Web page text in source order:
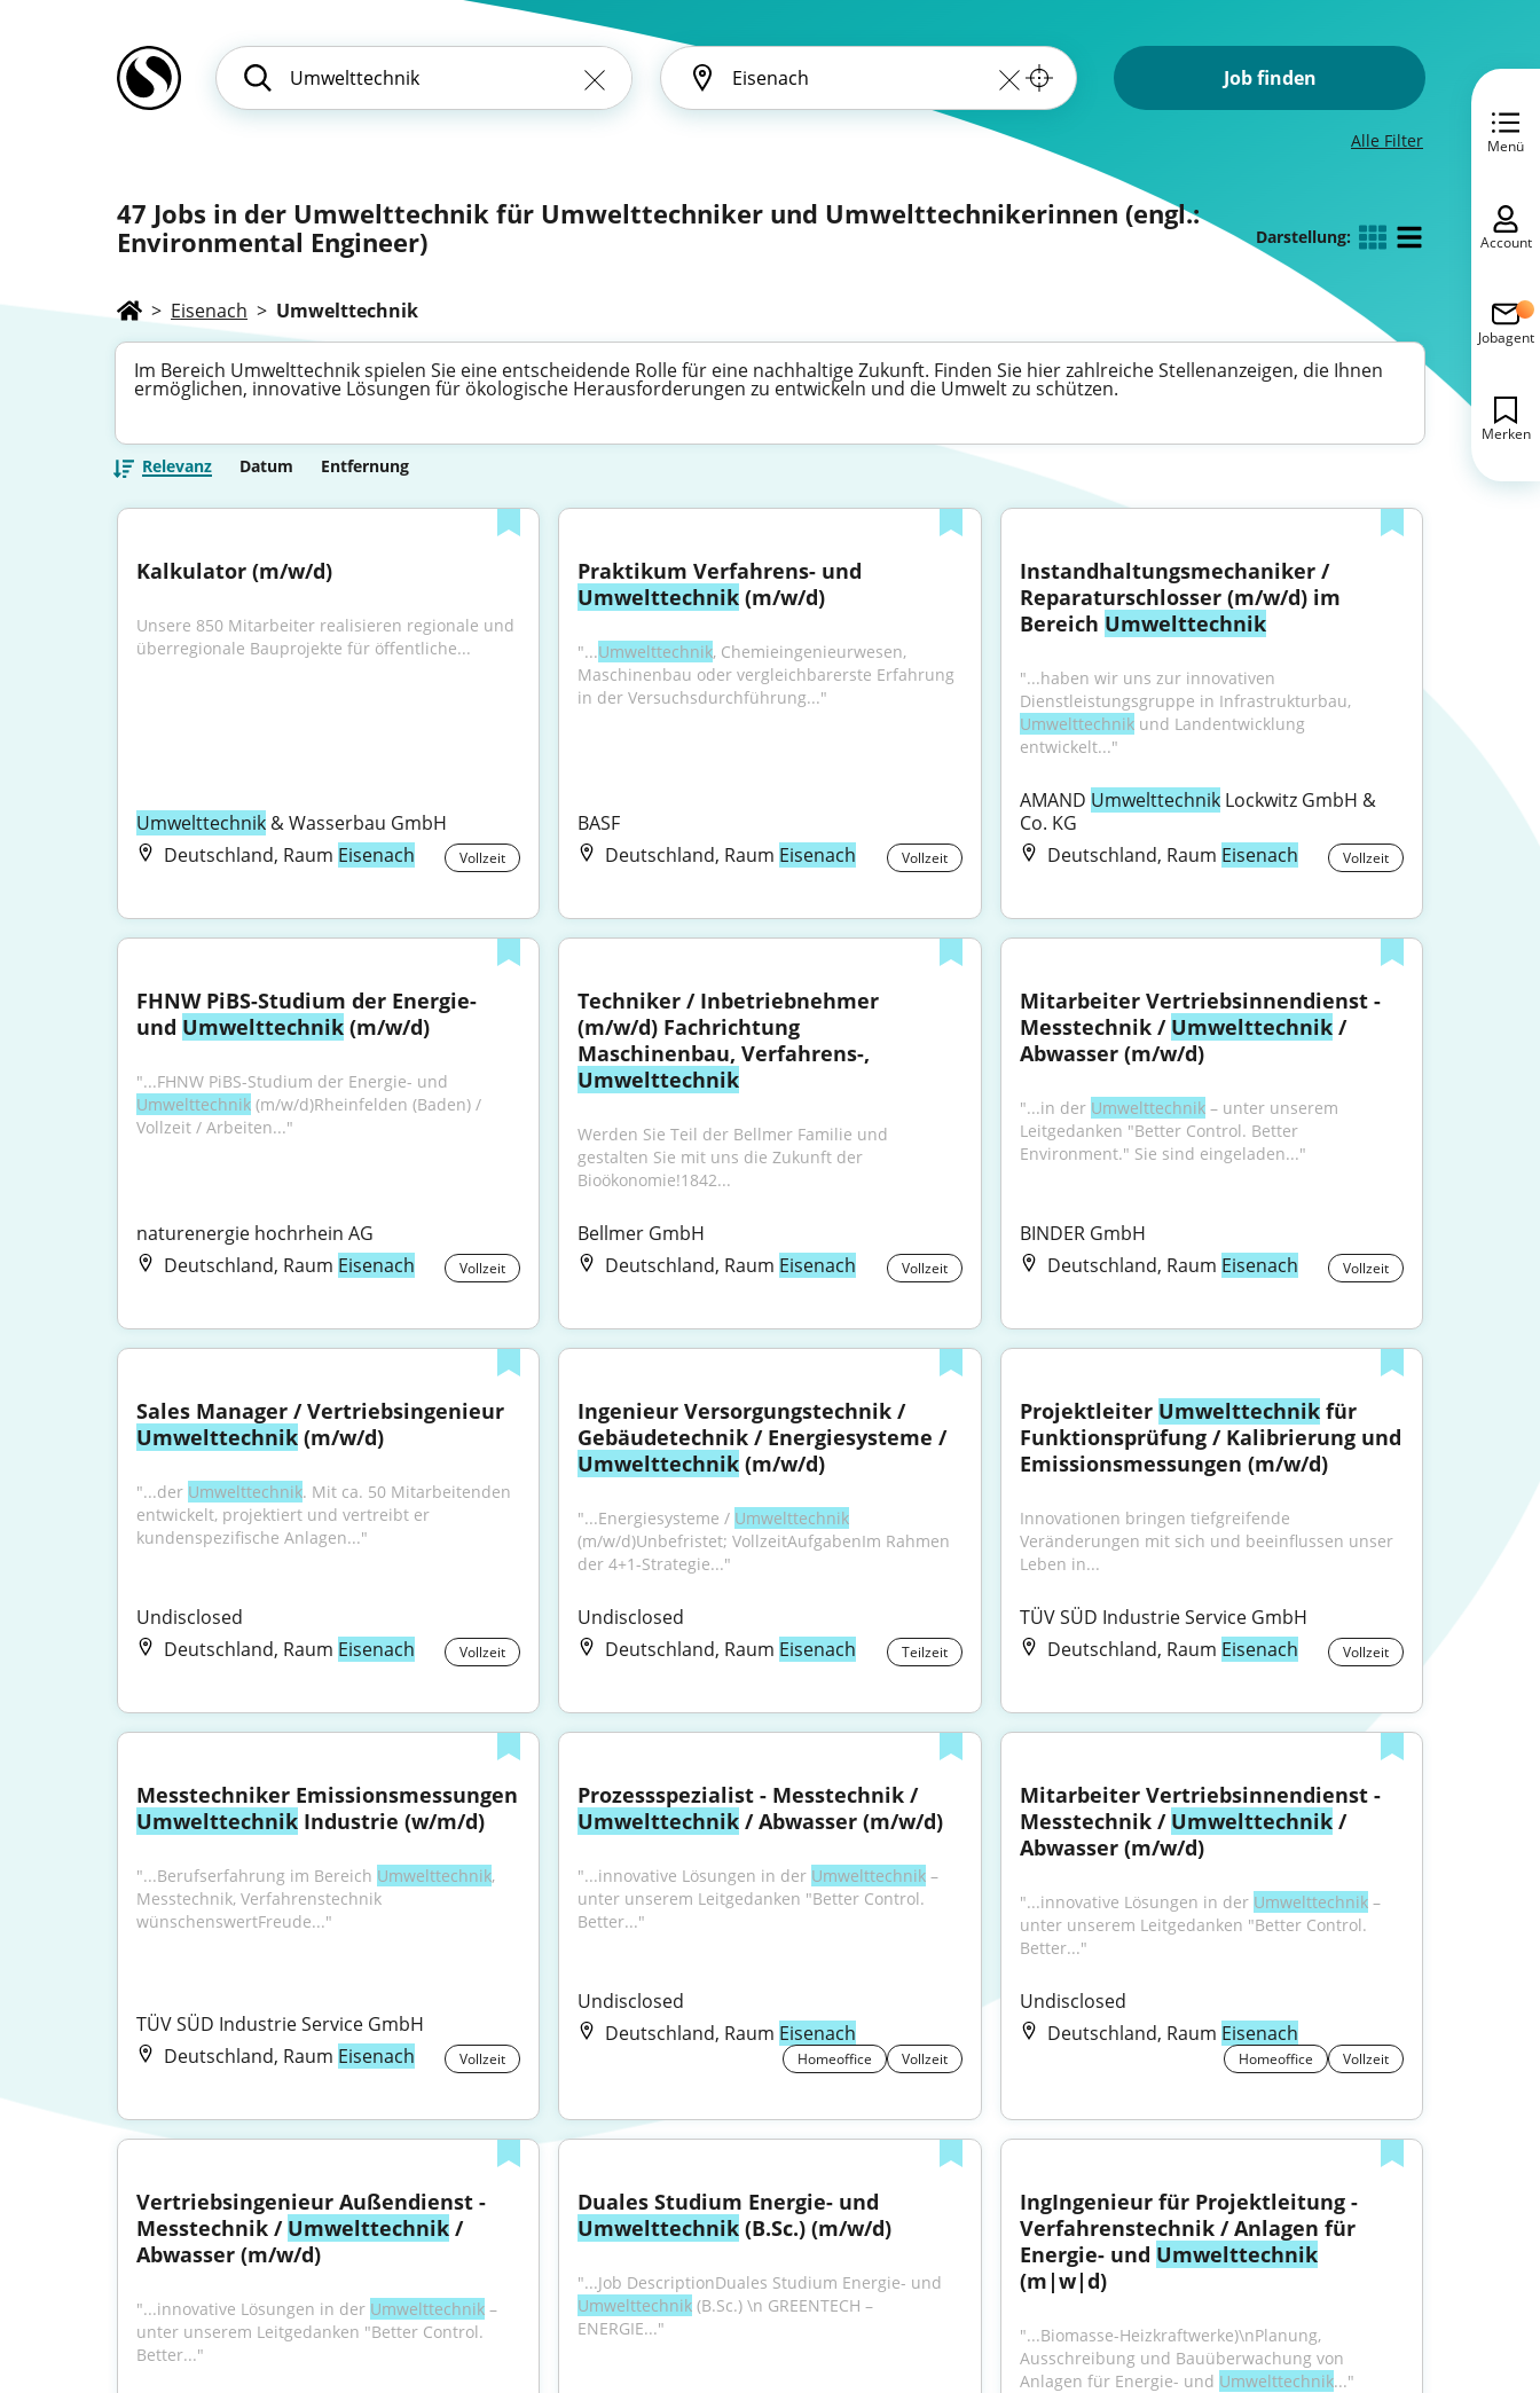
Job finden
Alle Filter
47 Jobs in der Umwelttechnik für Umwelttechniker und Umwelttechnikerinnen (engl.:
Environmental Engineer)
Darstellung:
> Eisenach > Umwelttechnik
Im Bereich Umwelttechnik spielen Sie eine entscheidende Rolle für eine nachhaltige Zukunft. Finden Sie hier zahlreiche Stellenanzeigen, die Ihnen
ermöglichen, innovative Lösungen für ökologische Herausforderungen zu entwickeln und die Umwelt zu schützen.
Relevanz Datum Entfernung
Kalkulator (m/w/d)
Unsere 850 Mitarbeiter realisieren regionale und
überregionale Bauprojekte für öffentliche...
Umwelttechnik & Wasserbau GmbH
Deutschland, Raum Eisenach Vollzeit
Umwelttechnik (m/w/d)
"...Umwelttechnik, Chemieingenieurwesen,
Maschinenbau oder vergleichbarerste Erfahrung
in der Versuchsdurchführung..."
BASF
Deutschland, Raum Eisenach Vollzeit
Instandhaltungsmechaniker /
Reparaturschlosser (m/w/d) im
Bereich Umwelttechnik
"...haben wir uns zur innovativen
Dienstleistungsgruppe in Infrastrukturbau,
Umwelttechnik und Landentwicklung
entwickelt..."
AMAND Umwelttechnik Lockwitz GmbH &
Co. KG
Deutschland, Raum Eisenach Vollzeit
FHNW PiBS-Studium der Energie-
und Umwelttechnik (m/w/d)
Umwelttechnik (m/w/d)Rheinfelden (Baden) /
Vollzeit / Arbeiten..."
naturenergie hochrhein AG
Deutschland, Raum Eisenach Vollzeit
Techniker / Inbetriebnehmer
(m/w/d) Fachrichtung
Umwelttechnik
Werden Sie Teil der Bellmer Familie und
gestalten Sie mit uns die Zukunft der
Bioökonomie!1842...
Bellmer GmbH
Deutschland, Raum Eisenach Vollzeit
Mitarbeiter Vertriebsinnendienst -
Messtechnik / Umwelttechnik /
Abwasser (m/w/d)
"...in der Umwelttechnik – unter unserem
Leitgedanken "Better Control. Better
Environment." Sie sind eingeladen..."
BINDER GmbH
Deutschland, Raum Eisenach Vollzeit
Umwelttechnik (m/w/d)
"...der Umwelttechnik. Mit ca. 50 Mitarbeitenden
entwickelt, projektiert und vertreibt er
kundenspezifische Anlagen..."
Undisclosed
Deutschland, Raum Eisenach Vollzeit
Ingenieur Versorgungstechnik /
Gebäudetechnik / Energiesysteme /
Umwelttechnik (m/w/d)
"...Energiesysteme / Umwelttechnik
(m/w/d)Unbefristet; VollzeitAufgabenIm Rahmen
der 4+1-Strategie..."
Undisclosed
Deutschland, Raum Eisenach Teilzeit
Projektleiter Umwelttechnik für
Funktionsprüfung / Kalibrierung und
Emissionsmessungen (m/w/d)
Innovationen bringen tiefgreifende
Veränderungen mit sich und beeinflussen unser
Leben in...
TÜV SÜD Industrie Service GmbH
Deutschland, Raum Eisenach Vollzeit
Umwelttechnik Industrie (w/m/d)
"...Berufserfahrung im Bereich Umwelttechnik,
Messtechnik, Verfahrenstechnik
wünschenswertFreude..."
TÜV SÜD Industrie Service GmbH
Deutschland, Raum Eisenach Vollzeit
Prozessspezialist - Messtechnik /
Umwelttechnik / Abwasser (m/w/d)
"...innovative Lösungen in der Umwelttechnik –
unter unserem Leitgedanken "Better Control.
Better..."
Undisclosed
Deutschland, Raum Eisenach
Homeoffice Vollzeit
Mitarbeiter Vertriebsinnendienst -
Messtechnik / Umwelttechnik /
Abwasser (m/w/d)
"...innovative Lösungen in der Umwelttechnik –
unter unserem Leitgedanken "Better Control.
Better..."
Undisclosed
Deutschland, Raum Eisenach
Homeoffice Vollzeit
Vertriebsingenieur Außendienst -
Messtechnik / Umwelttechnik /
Abwasser (m/w/d)
"...innovative Lösungen in der Umwelttechnik –
unter unserem Leitgedanken "Better Control.
Better..."
Umwelttechnik (B.Sc.) (m/w/d)
Umwelttechnik (B.Sc.) \n GREENTECH –
ENERGIE..."
IngIngenieur für Projektleitung -
Verfahrenstechnik / Anlagen für
Energie- und Umwelttechnik
(m|w|d)
"...Biomasse-Heizkraftwerke)\nPlanung,
Ausschreibung und Bauüberwachung von
Anlagen für Energie- und Umwelttechnik..."
Menü
Account
Jobagent
Merken